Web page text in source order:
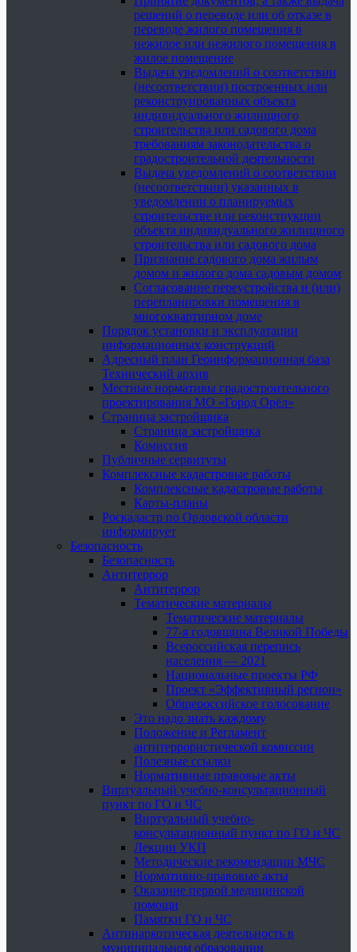
решений о переводе или об отказе в
переводе жилого помещения в
нежилое или нежилого помещения в
жилое помещение
Выдача уведомлений о соответствии
(несоответствии) построенных или
реконструированных объекта
индивидуального жилищного
строительства или садового дома
требованиям законодательства о
градостроительной деятельности
Выдача уведомлений о соответствии
(несоответствии) указанных в
уведомлении о планируемых
строительстве или реконструкции
объекта индивидуального жилищного
строительства или садового дома
Признание садового дома жилым
домом и жилого дома садовым домом
Согласование переустройства и (или)
перепланировки помещения в
многоквартирном доме
Порядок установки и эксплуатации
информационных конструкций
Адресный план Геоинформационная база
Технический архив
Местные нормативы градостроительного
проектирования МО «Город Орёл»
Страница застройщика
Страница застройщика
Комиссия
Публичные сервитуты
Комплексные кадастровые работы
Комплексные кадастровые работы
Карты-планы
Роскадастр по Орловской области
информирует
Безопасность
Безопасность
Антитеррор
Антитеррор
Тематические материалы
Тематические материалы
77-я годовщина Великой Победы
Всероссийская перепись
населения — 2021
Национальные проекты РФ
Проект «Эффективный регион»
Общероссийское голосование
Это надо знать каждому
Положение и Регламент
антитеррористической комиссии
Полезные ссылки
Нормативные правовые акты
Виртуальный учебно-консультационный
пункт по ГО и ЧС
Виртуальный учебно-
консультационный пункт по ГО и ЧС
Лекции УКП
Методические рекомендации МЧС
Нормативно-правовые акты
Оказание первой медицинской
помощи
Памятки ГО и ЧС
Антинаркотическая деятельность в
муниципальном образовании